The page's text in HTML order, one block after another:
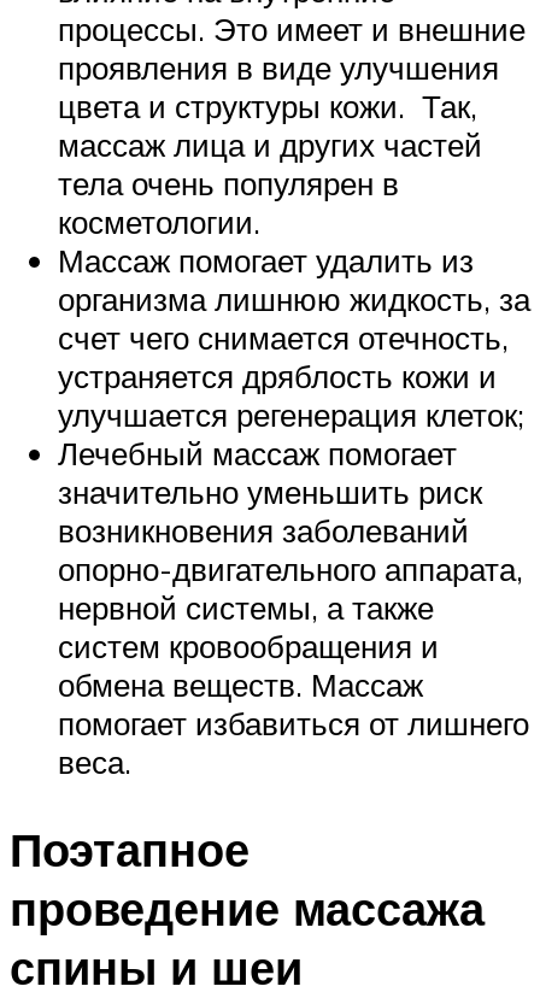
процессы. Это имеет и внешние
проявления в виде улучшения
цвета и структуры кожи. Так,
массаж лица и других частей
тела очень популярен в
косметологии.
Массаж помогает удалить из
организма лишнюю жидкость, за
счет чего снимается отечность,
устраняется дряблость кожи и
улучшается регенерация клеток;
Лечебный массаж помогает
значительно уменьшить риск
возникновения заболеваний
опорно-двигательного аппарата,
нервной системы, а также
систем кровообращения и
обмена веществ. Массаж
помогает избавиться от лишнего
веса.
Поэтапное
проведение массажа
спины и шеи